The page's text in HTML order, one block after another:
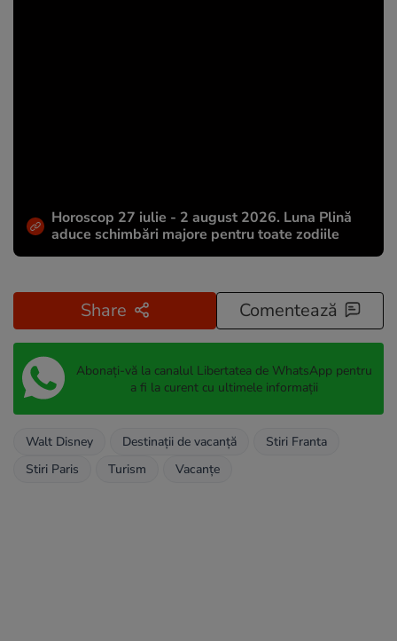
Horoscop 27 iulie - 2 august 2026. Luna Plină
aduce schimbări majore pentru toate zodiile
Share Comentează
Abonați-vă la canalul Libertatea de WhatsApp pentru
a fi la curent cu ultimele informații
Walt Disney Destinații de vacanță
Stiri Franta
Stiri Paris
Turism Vacanțe